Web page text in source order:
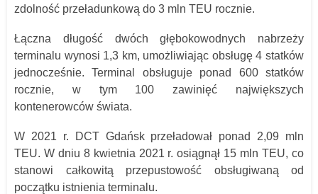
zdolność przeładunkową do 3 mln TEU rocznie.
Łączna długość dwóch głębokowodnych nabrzeży
terminalu wynosi 1,3 km, umożliwiając obsługę 4 statków
jednocześnie. Terminal obsługuje ponad 600 statków
rocznie, w tym 100 zawinięć największych
kontenerowców świata.
W 2021 r. DCT Gdańsk przeładował ponad 2,09 mln
TEU. W dniu 8 kwietnia 2021 r. osiągnął 15 mln TEU, co
stanowi całkowitą przepustowość obsługiwaną od
początku istnienia terminalu.